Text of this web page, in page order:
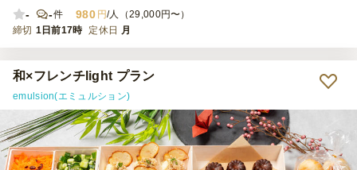
-
-件 980 円/人（29,000円〜）
締切 1日前17時 定休日 月
和×フレンチlight プラン
emulsion(エミュルション)